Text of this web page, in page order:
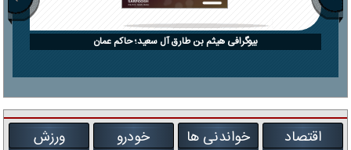
بیوگرافی هیثم بن طارق آل سعید؛ حاکم عمان
اقتصاد خواندنی ها خودرو ورزش